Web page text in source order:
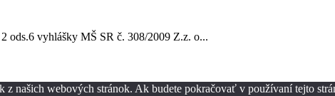
ods.6 vyhlášky MŠ SR č. 308/2009 Z.z. o...
z našich webových stránok. Ak budete pokračovať v používaní tejto